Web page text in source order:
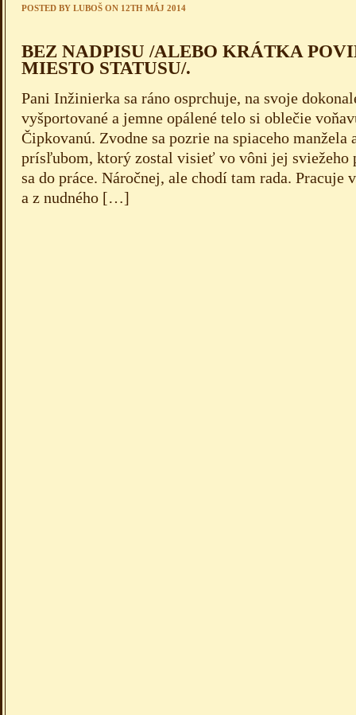
POSTED BY LUBOŠ ON 12TH MÁJ 2014
BEZ NADPISU /ALEBO KRÁTKA
MIESTO STATUSU/.
Pani Inžinierka sa ráno osprchuje, na svoje
vyšportované a jemne opálené telo si oblečie
Čipkovanú. Zvodne sa pozrie na spiaceho manžela
prísľubom, ktorý zostal visieť vo vôni jej sviežeho
sa do práce. Náročnej, ale chodí tam rada. Pracuje
a z nudného […]